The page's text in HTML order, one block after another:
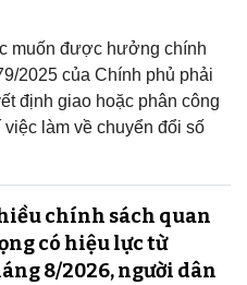
muốn được hưởng chính
2025 của Chính phủ phải
định giao hoặc phân công
làm về chuyển đổi số
chính sách quan
có hiệu lực từ
8/2026, người dân